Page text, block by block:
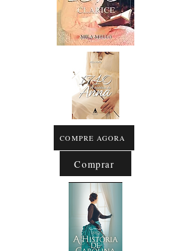
COMPRE AGORA
Comprar